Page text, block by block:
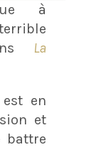
à
La
en
et
battre